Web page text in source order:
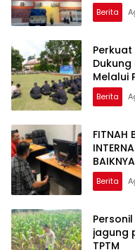
Datuk
Berita
Perkuat
Dukung
Melalui
Berita
FITNAH
AKUN
Berita
jagung
TPTM